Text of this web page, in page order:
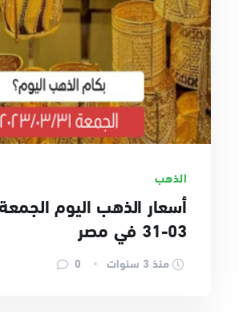
الذهب
03-31 في مصر
منذ 3 سنوات